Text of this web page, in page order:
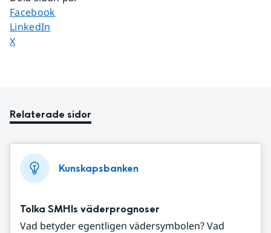
Dela sidan på
Facebook
Dela sidan på
LinkedIn
Dela sidan på
X
Relaterade sidor
Kunskapsbanken
Tolka SMHIs väderprognoser
Vad betyder egentligen vädersymbolen? Vad